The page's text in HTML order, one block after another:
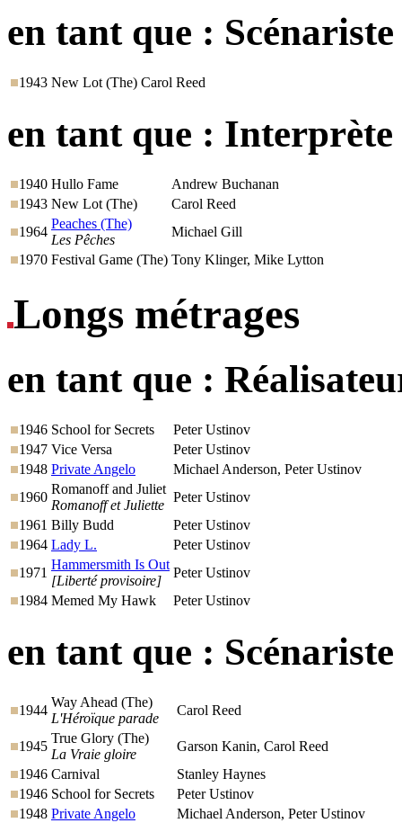
en tant que : Scénariste
1943 New Lot (The) Carol Reed
en tant que : Interprète
1940 Hullo Fame
Andrew Buchanan
1943 New Lot (The)
Carol Reed
1964
Peaches (The)
Les Pêches
Michael Gill
1970 Festival Game (The) Tony Klinger, Mike Lytton
Longs métrages
en tant que :
1946 School for Secrets
Peter Ustinov
1947 Vice Versa
Peter Ustinov
1948 Private Angelo
Michael Anderson, Peter Ustinov
1960
Romanoff and Juliet
Romanoff et Juliette
Peter Ustinov
1961 Billy Budd
Peter Ustinov
1964 Lady L.
Peter Ustinov
1971
Hammersmith Is Out
[Liberté provisoire]
Peter Ustinov
1984 Memed My Hawk Peter Ustinov
en tant que : Scénariste
1944
Way Ahead (The)
L'Héroïque parade
Carol Reed
1945
True Glory (The)
La Vraie gloire
Garson Kanin, Carol Reed
1946 Carnival
Stanley Haynes
1946 School for Secrets
Peter Ustinov
1948 Private Angelo
Michael Anderson, Peter Ustinov